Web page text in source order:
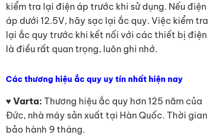
kiểm tra lại điện áp trước khi sử dụng. Nếu điện
áp dưới 12.5V, hãy sạc lại ắc quy. Việc kiểm tra
lại ắc quy trước khi kết nối với các thiết bị điện
là điều rất quan trọng, luôn ghi nhớ.
Các thương hiệu ắc quy uy tín nhất hiện nay
♥ Varta: Thương hiệu ắc quy hơn 125 năm của
Đức, nhà máy sản xuất tại Hàn Quốc. Thời gian
bảo hành 9 tháng.